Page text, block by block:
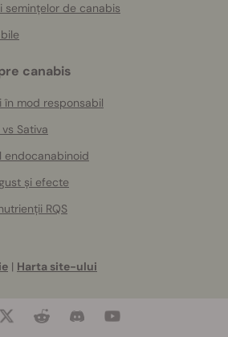
semințelor de canabis
canabis
în mod responsabil
Sativa
endocanabinoid
și efecte
RQS
| Harta site-ului